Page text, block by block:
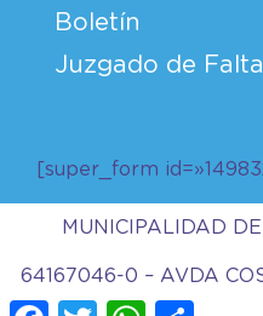
Boletín
Juzgado de
[super_form
MUNICIPALIDAD
64167046-0 – AVDA
Facebook
TwitterWhatsApp